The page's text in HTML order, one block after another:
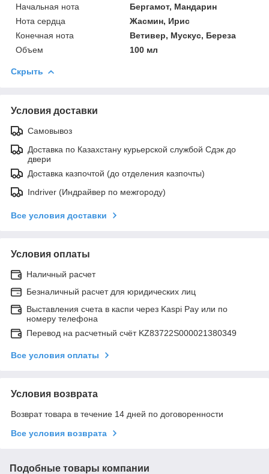
Начальная нота
Бергамот, Мандарин
Нота сердца
Жасмин, Ирис
Конечная нота
Ветивер, Мускус, Береза
Объем
100 мл
Скрыть
Условия доставки
Самовывоз
Доставка по Казахстану курьерской службой Сдэк до
двери
Доставка казпочтой (до отделения казпочты)
Indriver (Индрайвер по межгороду)
Все условия доставки
Условия оплаты
Наличный расчет
Безналичный расчет для юридических лиц
Выставления счета в каспи через Kaspi Pay или по
номеру телефона
Перевод на расчетный счёт KZ83722S000021380349
Все условия оплаты
Условия возврата
Возврат товара в течение 14 дней по договоренности
Все условия возврата
Подобные товары компании